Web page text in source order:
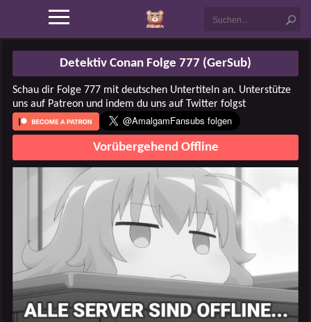
Detektiv Conan Folge 777 (GerSub)
Schau dir Folge 777 mit deutschen Untertiteln an. Unterstütze
uns auf Patreon und indem du uns auf Twitter folgst
Vorübergehend Offline